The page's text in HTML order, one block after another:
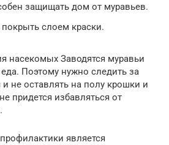
защищать дом от муравьев.
слоем краски.
насекомых Заводятся муравьи
Поэтому нужно следить за
не оставлять на полу крошки и
придется избавляться от
является